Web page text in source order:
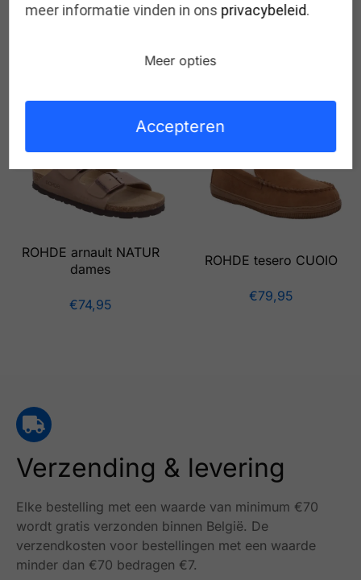
ROHDE florentina OLIVE
ROHDE arnault OCEAN
€74,95
ROHDE arnault NATUR
dames
€74,95
ROHDE tesero CUOIO
€79,95
Verzending & levering
Elke bestelling met een waarde van minimum €70
wordt gratis verzonden binnen België. De
verzendkosten voor bestellingen met een waarde
minder dan €70 bedragen €7.
meer informatie vinden in ons privacybeleid.
Meer opties
Accepteren